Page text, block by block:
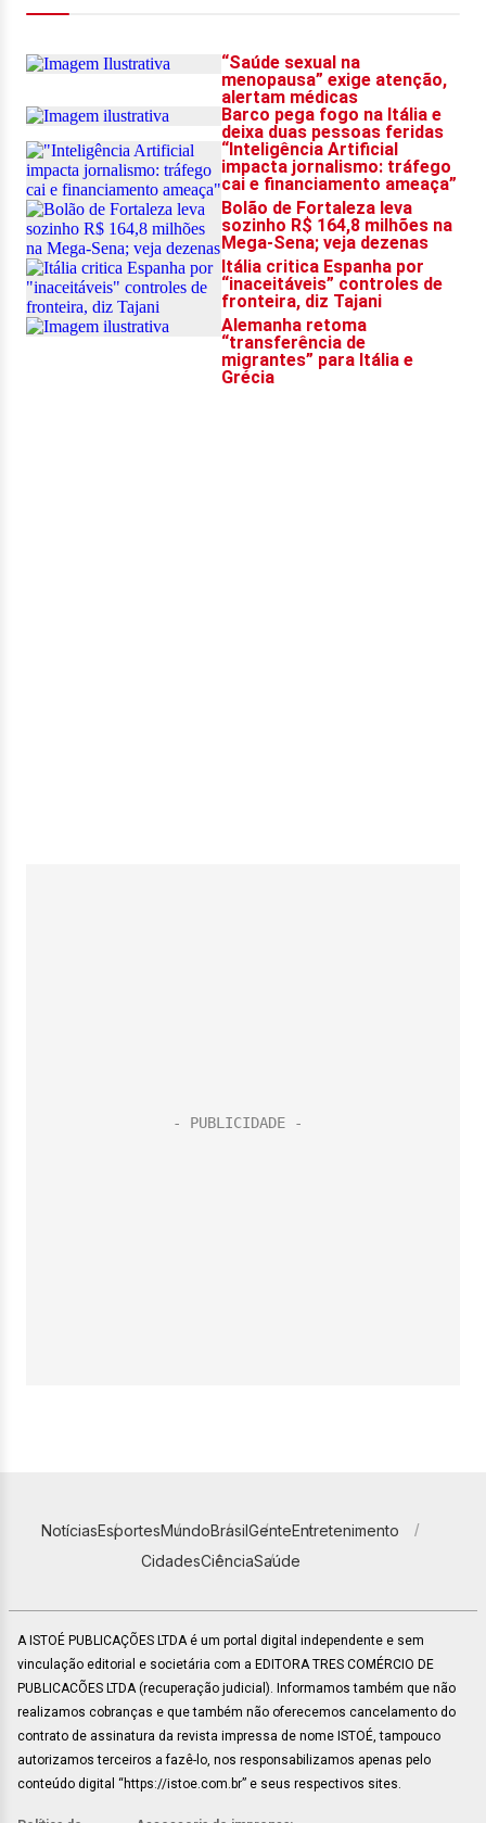
NotíciasEsportesMundoBrasilGenteEntretenimento
CidadesCiênciaSaúde
A ISTOÉ PUBLICAÇÕES LTDA é um portal digital independente e sem
vinculação editorial e societária com a EDITORA TRES COMÉRCIO DE
PUBLICACÕES LTDA (recuperação judicial). Informamos também que não
realizamos cobranças e que também não oferecemos cancelamento do
contrato de assinatura da revista impressa de nome ISTOÉ, tampouco
autorizamos terceiros a fazê-lo, nos responsabilizamos apenas pelo
conteúdo digital “https://istoe.com.br” e seus respectivos sites.